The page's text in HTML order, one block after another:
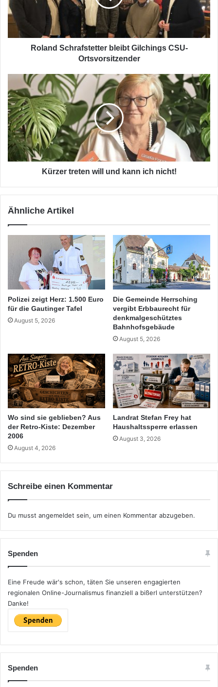
Ortsvorsitzender
Roland Schrafstetter bleibt Gilchings CSU-
Ortsvorsitzender
Kürzer
treten
will
und
kann
ich
nicht!
Kürzer treten will und kann ich nicht!
Ähnliche Artikel
Polizei zeigt Herz: 1.500 Euro
für die Gautinger Tafel
August 5, 2026
Die Gemeinde Herrsching
vergibt Erbbaurecht für
denkmalgeschütztes
Bahnhofsgebäude
August 5, 2026
Wo sind sie geblieben? Aus
der Retro-Kiste: Dezember
2006
August 4, 2026
Landrat Stefan Frey hat
Haushaltssperre erlassen
August 3, 2026
Schreibe einen Kommentar
Du musst angemeldet sein, um einen Kommentar abzugeben.
Spenden
Eine Freude wär's schon, täten Sie unseren engagierten
regionalen Online-Journalismus finanziell a bißerl unterstützen?
Danke!
Spenden